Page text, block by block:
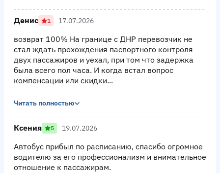
Денис 1 17.07.2026
возврат 100% На границе с ДНР перевозчик не
стал ждать прохождения паспортного контроля
двух пассажиров и уехал, при том что задержка
была всего пол часа. И когда встал вопрос
компенсации или скидки...
Читать полностью
Ксения 5 19.07.2026
Автобус прибыл по расписанию, спасибо огромное
водителю за его профессионализм и внимательное
отношение к пассажирам.